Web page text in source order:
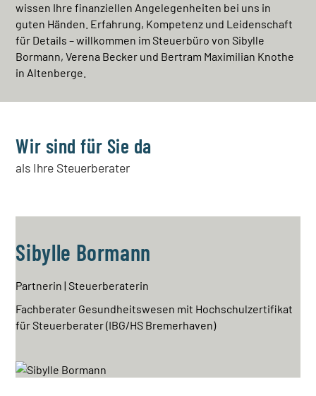
wissen Ihre finanziellen Angelegenheiten bei uns in
guten Händen. Erfahrung, Kompetenz und Leidenschaft
für Details – willkommen im Steuerbüro von Sibylle
Bormann, Verena Becker und Bertram Maximilian Knothe
in Altenberge.
Wir sind für Sie da
als Ihre Steuerberater
Sibylle Bormann
Partnerin | Steuerberaterin
Fachberater Gesundheitswesen mit Hochschulzertifikat
für Steuerberater (IBG/HS Bremerhaven)